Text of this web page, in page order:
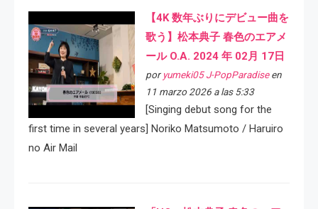
【4K 数年ぶりにデビュー曲を
歌う】松本典子 春色のエアメ
ール O.A. 2024 年 02月 17日
por yumeki05 J-PopParadiseen
11 marzo 2026 a las 5:33
[Singing debut song for the
first time in several years] Noriko Matsumoto / Haruiro
no Air Mail